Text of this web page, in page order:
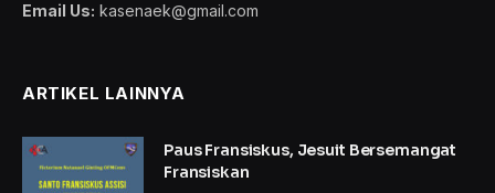
Email Us: kasenaek@gmail.com
ARTIKEL LAINNYA
Paus Fransiskus, Jesuit Bersemangat
Fransiskan